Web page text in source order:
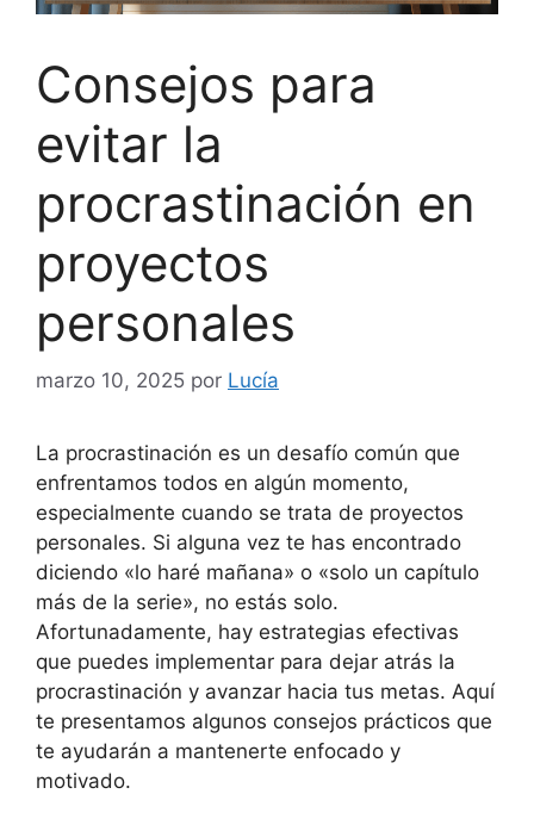
Consejos para
evitar la
procrastinación en
proyectos
personales
marzo 10, 2025 por Lucía
La procrastinación es un desafío común que
enfrentamos todos en algún momento,
especialmente cuando se trata de proyectos
personales. Si alguna vez te has encontrado
diciendo «lo haré mañana» o «solo un capítulo
más de la serie», no estás solo.
Afortunadamente, hay estrategias efectivas
que puedes implementar para dejar atrás la
procrastinación y avanzar hacia tus metas. Aquí
te presentamos algunos consejos prácticos que
te ayudarán a mantenerte enfocado y
motivado.